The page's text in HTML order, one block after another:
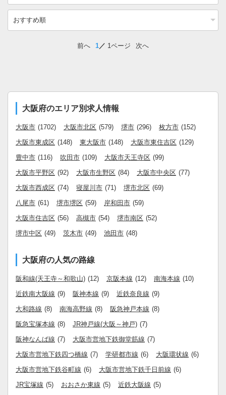
前へ 1 1ページ 次へ
大阪府のエリア別求人情報
大阪市 (1702) 大阪市北区 (579) 堺市 (296) 枚方市 (152)
大阪市東成区 (148) 東大阪市 (148) 大阪市東住吉区 (129)
豊中市 (116) 吹田市 (109) 大阪市天王寺区 (99)
大阪市平野区 (92) 大阪市生野区 (84) 大阪市中央区 (77)
大阪市西成区 (74) 寝屋川市 (71) 堺市北区 (69)
八尾市 (61) 堺市堺区 (59) 岸和田市 (59)
大阪市住吉区 (56) 高槻市 (54) 堺市南区 (52)
堺市中区 (49) 茨木市 (49) 池田市 (48)
大阪府の人気の路線
阪和線(天王寺～和歌山) (12) 京阪本線 (12) 南海本線 (10)
近鉄南大阪線 (9) 阪神本線 (9) 近鉄奈良線 (9)
大和路線 (8) 南海高野線 (8) 阪急神戸本線 (8)
阪急宝塚本線 (8) JR神戸線(大阪～神戸) (7)
阪神なんば線 (7) 大阪市営地下鉄御堂筋線 (7)
大阪市営地下鉄四つ橋線 (7) 学研都市線 (6) 大阪環状線 (6)
大阪市営地下鉄谷町線 (6) 大阪市営地下鉄千日前線 (6)
JR宝塚線 (5) おおさか東線 (5) 近鉄大阪線 (5)